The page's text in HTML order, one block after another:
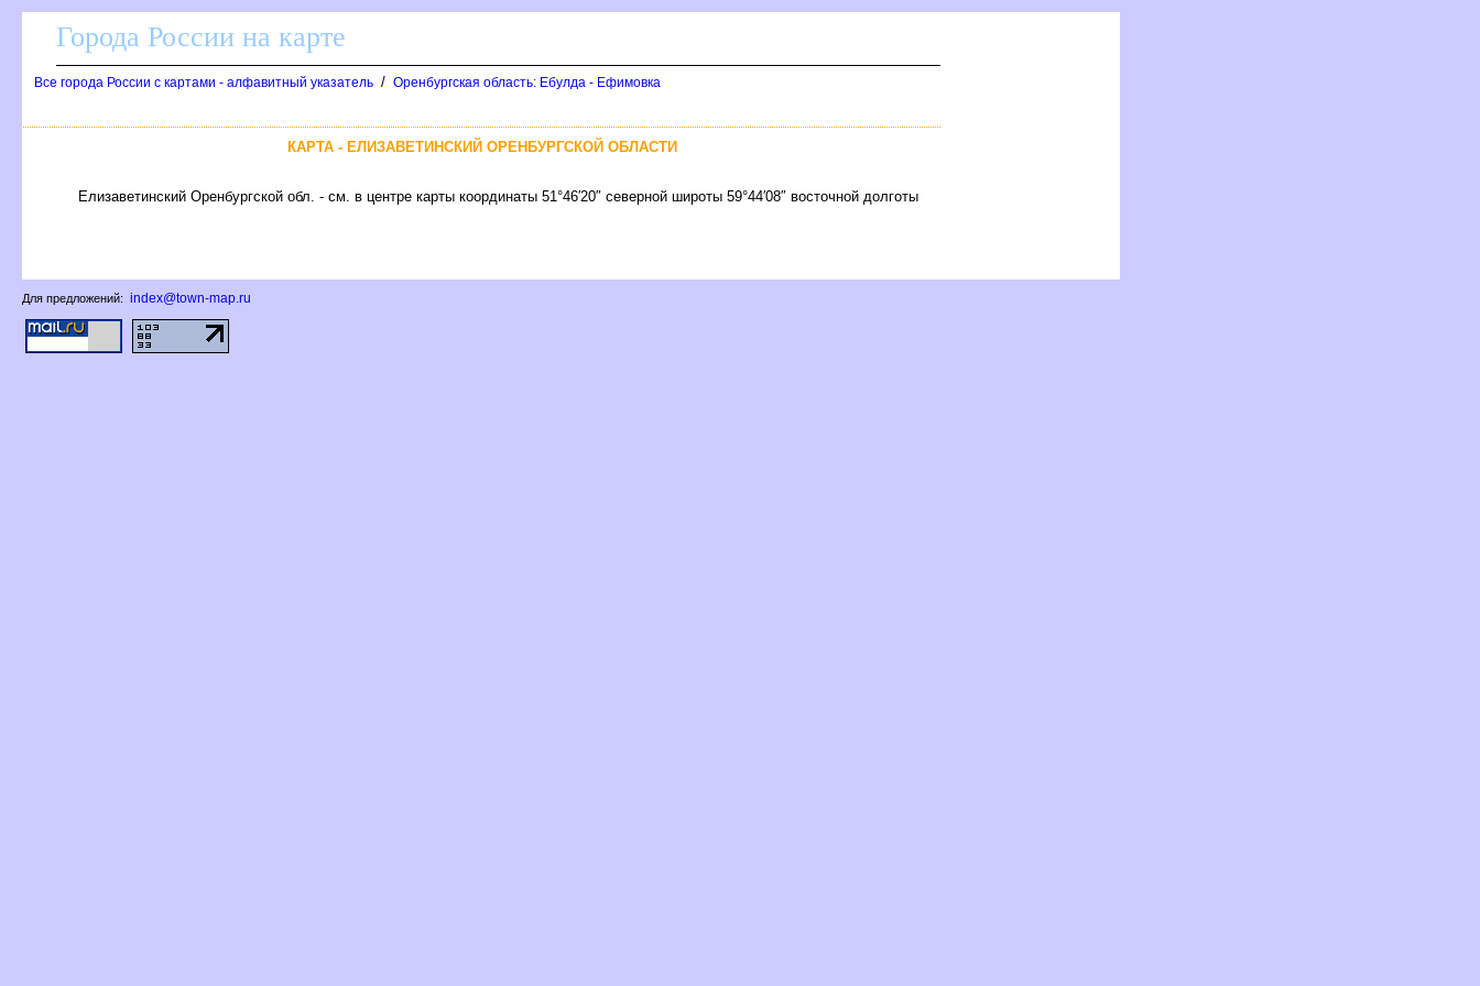
Города России на карте
се города России с картами - алфавитный указатель / Оренбургская область: Ебулда - Ефимовка
КАРТА - ЕЛИЗАВЕТИНСКИЙ ОРЕНБУРГСКОЙ ОБЛАСТИ
Елизаветинский Оренбургской обл. - см. в центре карты координаты 51°46′20″ северной широты 59°44′08″ восточной долготы
Для предложений: index@town-map.ru